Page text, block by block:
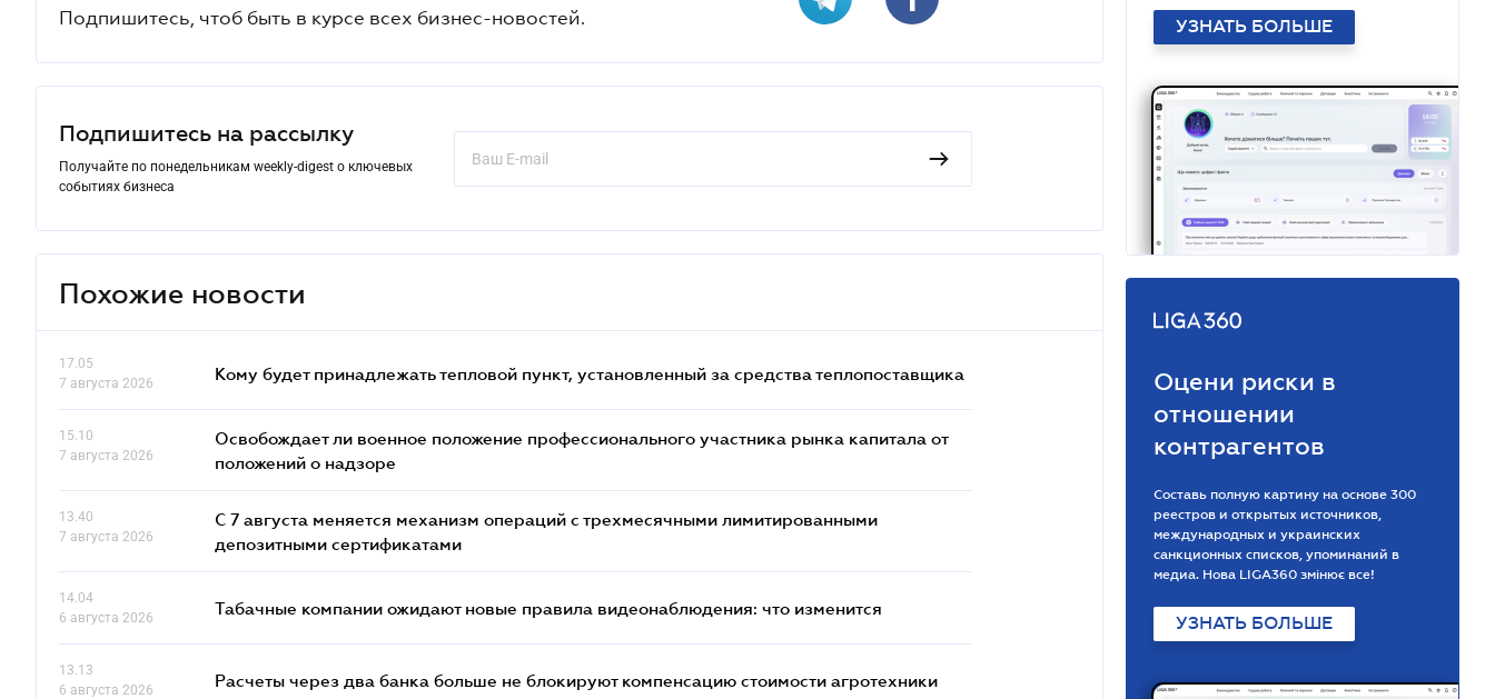
Подпишитесь, чтоб быть в курсе всех бизнес-новостей.
Подпишитесь на рассылку
Получайте по понедельникам weekly-digest о ключевых
событиях бизнеса
Похожие новости
17.05
7 августа 2026
Кому будет принадлежать тепловой пункт, установленный за средства теплопоставщика
15.10
7 августа 2026
Освобождает ли военное положение профессионального участника рынка капитала от
положений о надзоре
13.40
7 августа 2026
С 7 августа меняется механизм операций с трехмесячными лимитированными
депозитными сертификатами
14.04
6 августа 2026
Табачные компании ожидают новые правила видеонаблюдения: что изменится
13.13
6 августа 2026
Расчеты через два банка больше не блокируют компенсацию стоимости агротехники
УЗНАТЬ БОЛЬШЕ
Оцени риски в
отношении
контрагентов
Составь полную картину на основе 300
реестров и открытых источников,
международных и украинских
санкционных списков, упоминаний в
медиа. Нова LIGA360 змінює все!
УЗНАТЬ БОЛЬШЕ